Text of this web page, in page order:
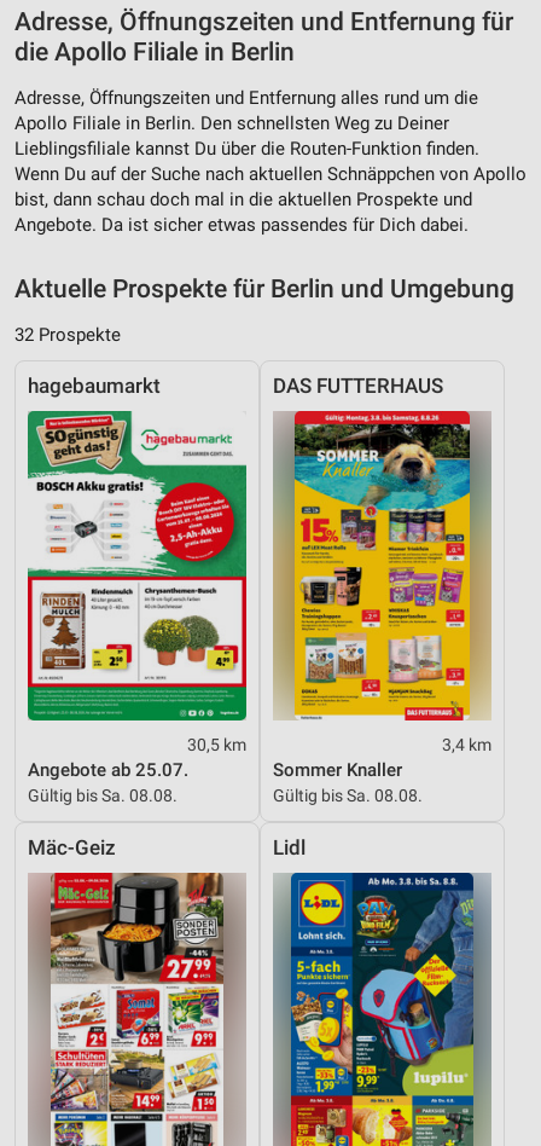
Adresse, Öffnungszeiten und Entfernung für
die Apollo Filiale in Berlin
Adresse, Öffnungszeiten und Entfernung alles rund um die
Apollo Filiale in Berlin. Den schnellsten Weg zu Deiner
Lieblingsfiliale kannst Du über die Routen-Funktion finden.
Wenn Du auf der Suche nach aktuellen Schnäppchen von Apollo
bist, dann schau doch mal in die aktuellen Prospekte und
Angebote. Da ist sicher etwas passendes für Dich dabei.
Aktuelle Prospekte für Berlin und Umgebung
32 Prospekte
hagebaumarkt
30,5 km
Angebote ab 25.07.
Gültig bis Sa. 08.08.
DAS FUTTERHAUS
3,4 km
Sommer Knaller
Gültig bis Sa. 08.08.
Mäc-Geiz Lidl